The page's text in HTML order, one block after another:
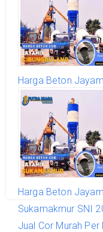
Harga Beton
Cibungbulang SNI
Jual Cor Murah Per
Terbaik
Harga Beton
Sukamakmur SNI
Jual Cor Murah Per